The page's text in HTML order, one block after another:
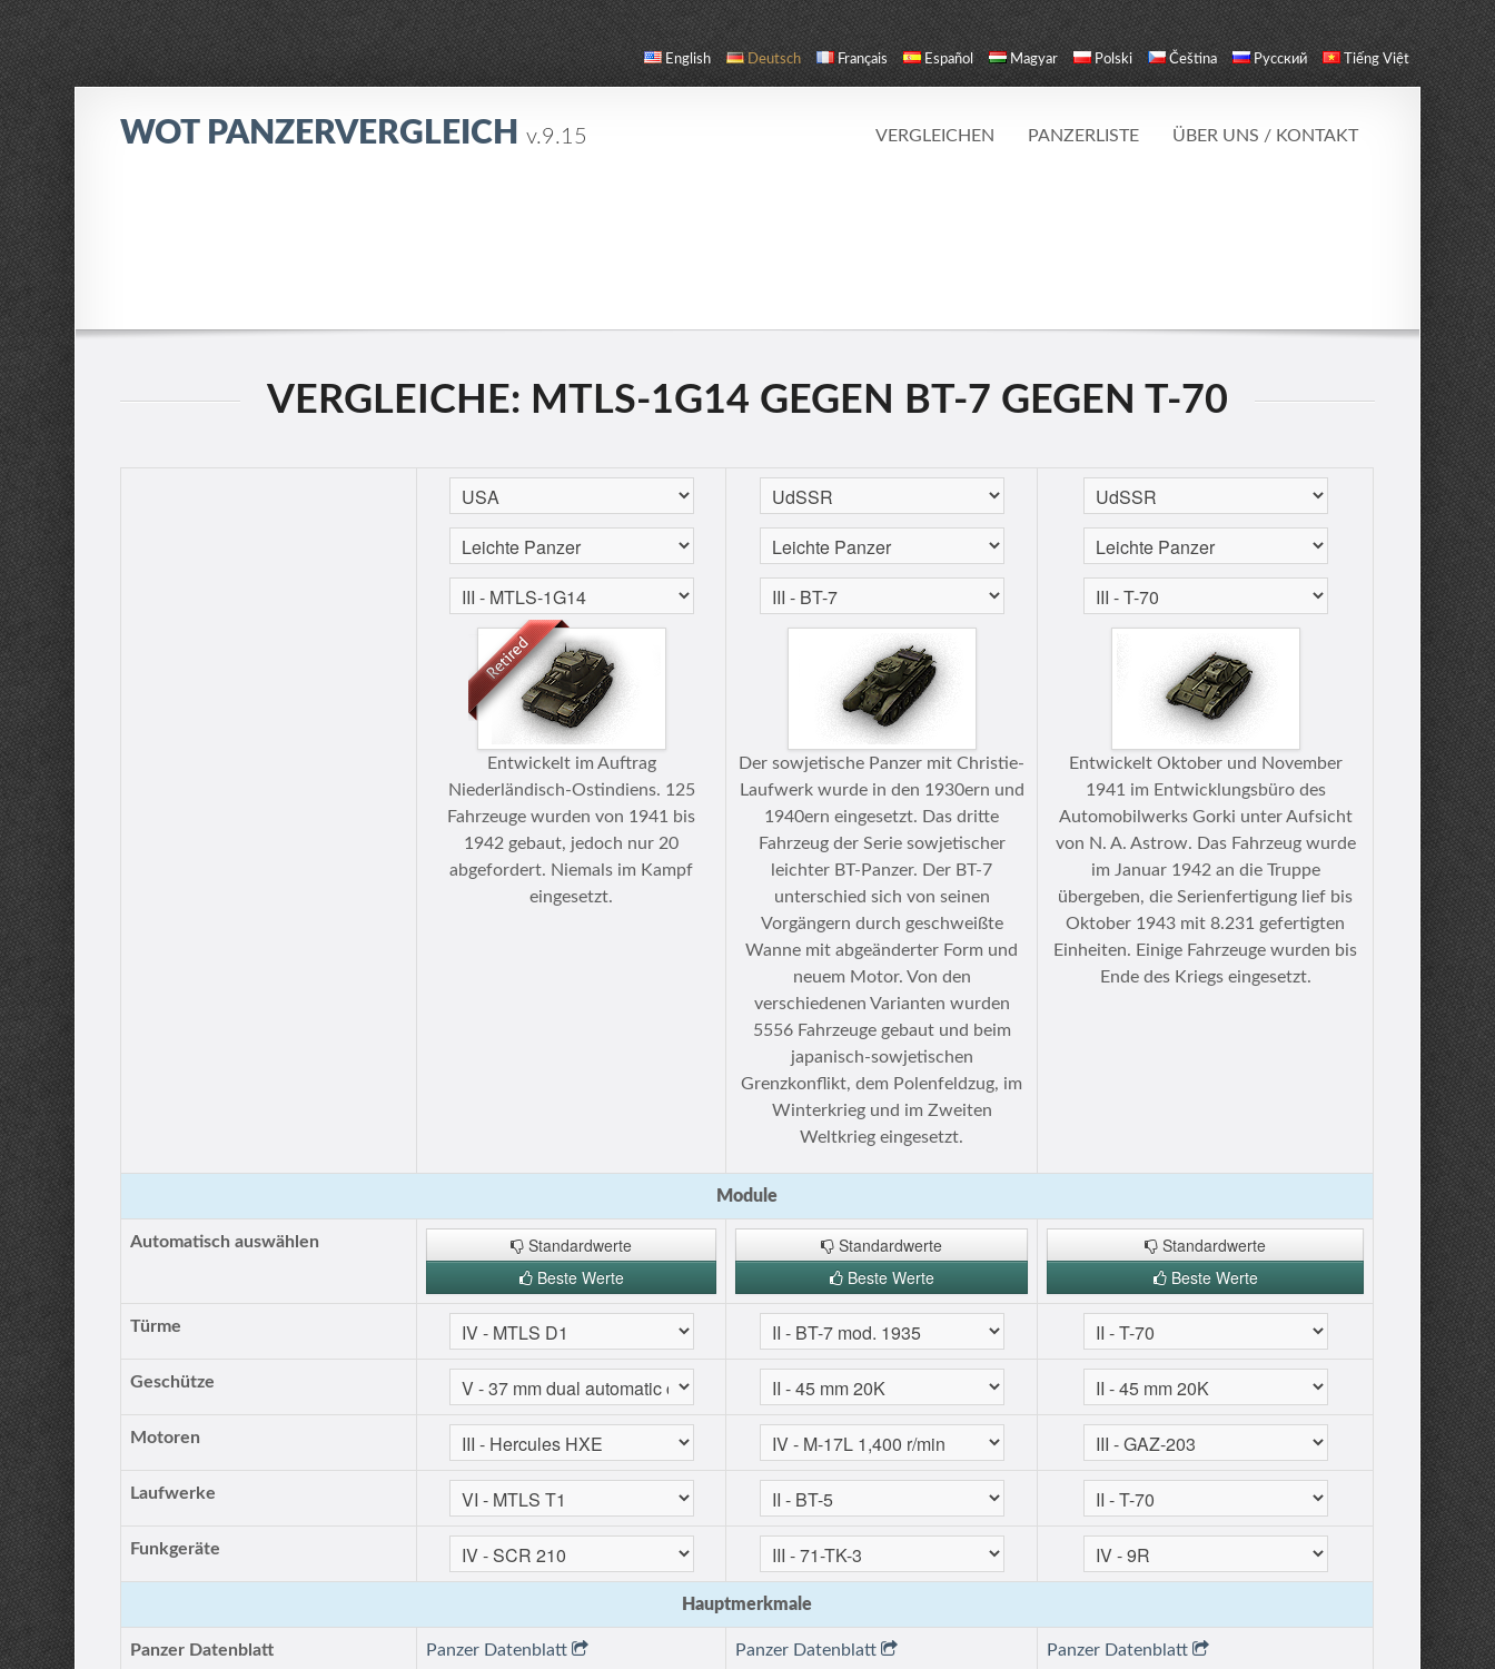
English Deutsch Français Español Magyar Polski Čeština Русский Tiếng Việt
WOT PANZERVERGLEICHv.9.15 VERGLEICHEN PANZERLISTE ÜBER UNS / KONTAKT
VERGLEICHE: MTLS-1G14 GEGEN BT-7 GEGEN T-70
Entwickelt im Auftrag
Niederländisch-Ostindiens. 125
Fahrzeuge wurden von 1941 bis
1942 gebaut, jedoch nur 20
abgefordert. Niemals im Kampf
eingesetzt.
Der sowjetische Panzer mit Christie-
Laufwerk wurde in den 1930ern und
1940ern eingesetzt. Das dritte
Fahrzeug der Serie sowjetischer
leichter BT-Panzer. Der BT-7
unterschied sich von seinen
Vorgängern durch geschweißte
Wanne mit abgeänderter Form und
neuem Motor. Von den
verschiedenen Varianten wurden
5556 Fahrzeuge gebaut und beim
japanisch-sowjetischen
Grenzkonflikt, dem Polenfeldzug, im
Winterkrieg und im Zweiten
Weltkrieg eingesetzt.
Entwickelt Oktober und November
1941 im Entwicklungsbüro des
Automobilwerks Gorki unter Aufsicht
von N. A. Astrow. Das Fahrzeug wurde
im Januar 1942 an die Truppe
übergeben, die Serienfertigung lief bis
Oktober 1943 mit 8.231 gefertigten
Einheiten. Einige Fahrzeuge wurden bis
Ende des Kriegs eingesetzt.
Module
Automatisch auswählen
Standardwerte
Beste Werte
Standardwerte
Beste Werte
Standardwerte
Beste Werte
Türme
Geschütze
Motoren
Laufwerke
Funkgeräte
Hauptmerkmale
Panzer Datenblatt Panzer Datenblatt Panzer Datenblatt Panzer Datenblatt